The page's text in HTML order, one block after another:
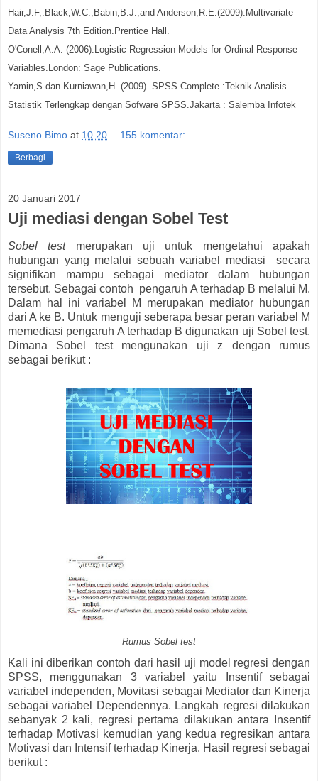
Hair,J.F,.Black,W.C.,Babin,B.J.,and Anderson,R.E.(2009).Multivariate
Data Analysis 7th Edition.Prentice Hall.
O'Conell,A.A. (2006).Logistic Regression Models for Ordinal Response
Variables.London: Sage Publications.
Yamin,S dan Kurniawan,H. (2009). SPSS Complete :Teknik Analisis
Statistik Terlengkap dengan Sofware SPSS.Jakarta : Salemba Infotek
Suseno Bimo at 10.20 155 komentar:
Berbagi
20 Januari 2017
Uji mediasi dengan Sobel Test
Sobel testmerupakan uji untuk mengetahui apakah
hubungan yang melalui sebuah variabel mediasi secara
signifikan mampu sebagai mediator dalam hubungan
tersebut. Sebagai contoh pengaruh A terhadap B melalui M.
Dalam hal ini variabel M merupakan mediator hubungan
dari A ke B. Untuk menguji seberapa besar peran variabel M
memediasi pengaruh A terhadap B digunakan uji Sobel test.
Dimana Sobel test mengunakan uji z dengan rumus
sebagai berikut :
Rumus Sobel test
Kali ini diberikan contoh dari hasil uji model regresi dengan
SPSS, menggunakan 3 variabel yaitu Insentif sebagai
variabel independen, Movitasi sebagai Mediator dan Kinerja
sebagai variabel Dependennya. Langkah regresi dilakukan
sebanyak 2 kali, regresi pertama dilakukan antara Insentif
terhadap Motivasi kemudian yang kedua regresikan antara
Motivasi dan Intensif terhadap Kinerja. Hasil regresi sebagai
berikut :